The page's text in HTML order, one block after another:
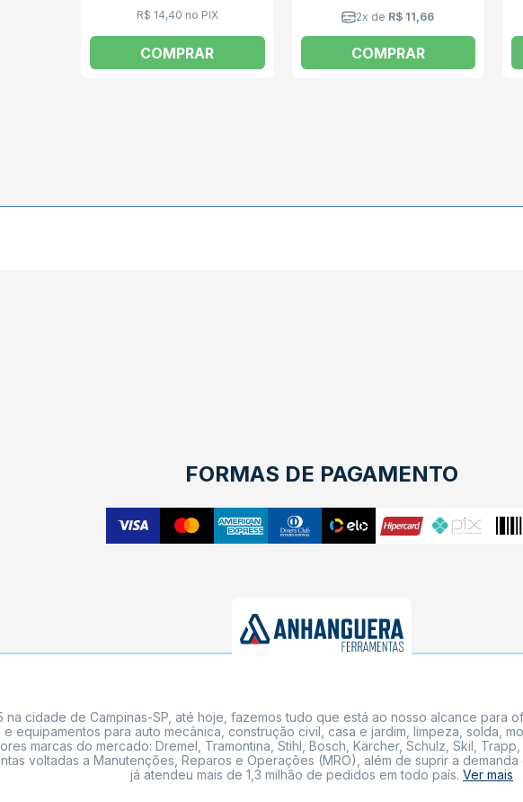
R$ 14,40 no PIX
COMPRAR
2x de R$ 11,66
COMPRAR
FORMAS DE PAGAMENTO
na cidade de Campinas-SP, até hoje, fazemos tudo que está ao nosso alcance para
equipamentos para auto mecânica, construção civil, casa e jardim, limpeza, solda,
marcas do mercado: Dremel, Tramontina, Stihl, Bosch, Kärcher, Schulz, Skil,
voltadas a Manutenções, Reparos e Operações (MRO), além de suprir a
já atendeu mais de 1,3 milhão de pedidos em todo país. Ver mais